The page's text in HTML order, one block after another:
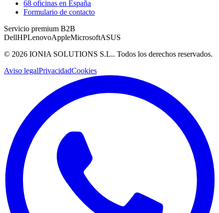
68 oficinas en España
Formulario de contacto
Servicio premium B2B
DellHPLenovoAppleMicrosoftASUS
© 2026 IONIA SOLUTIONS S.L.. Todos los derechos reservados.
Aviso legalPrivacidadCookies